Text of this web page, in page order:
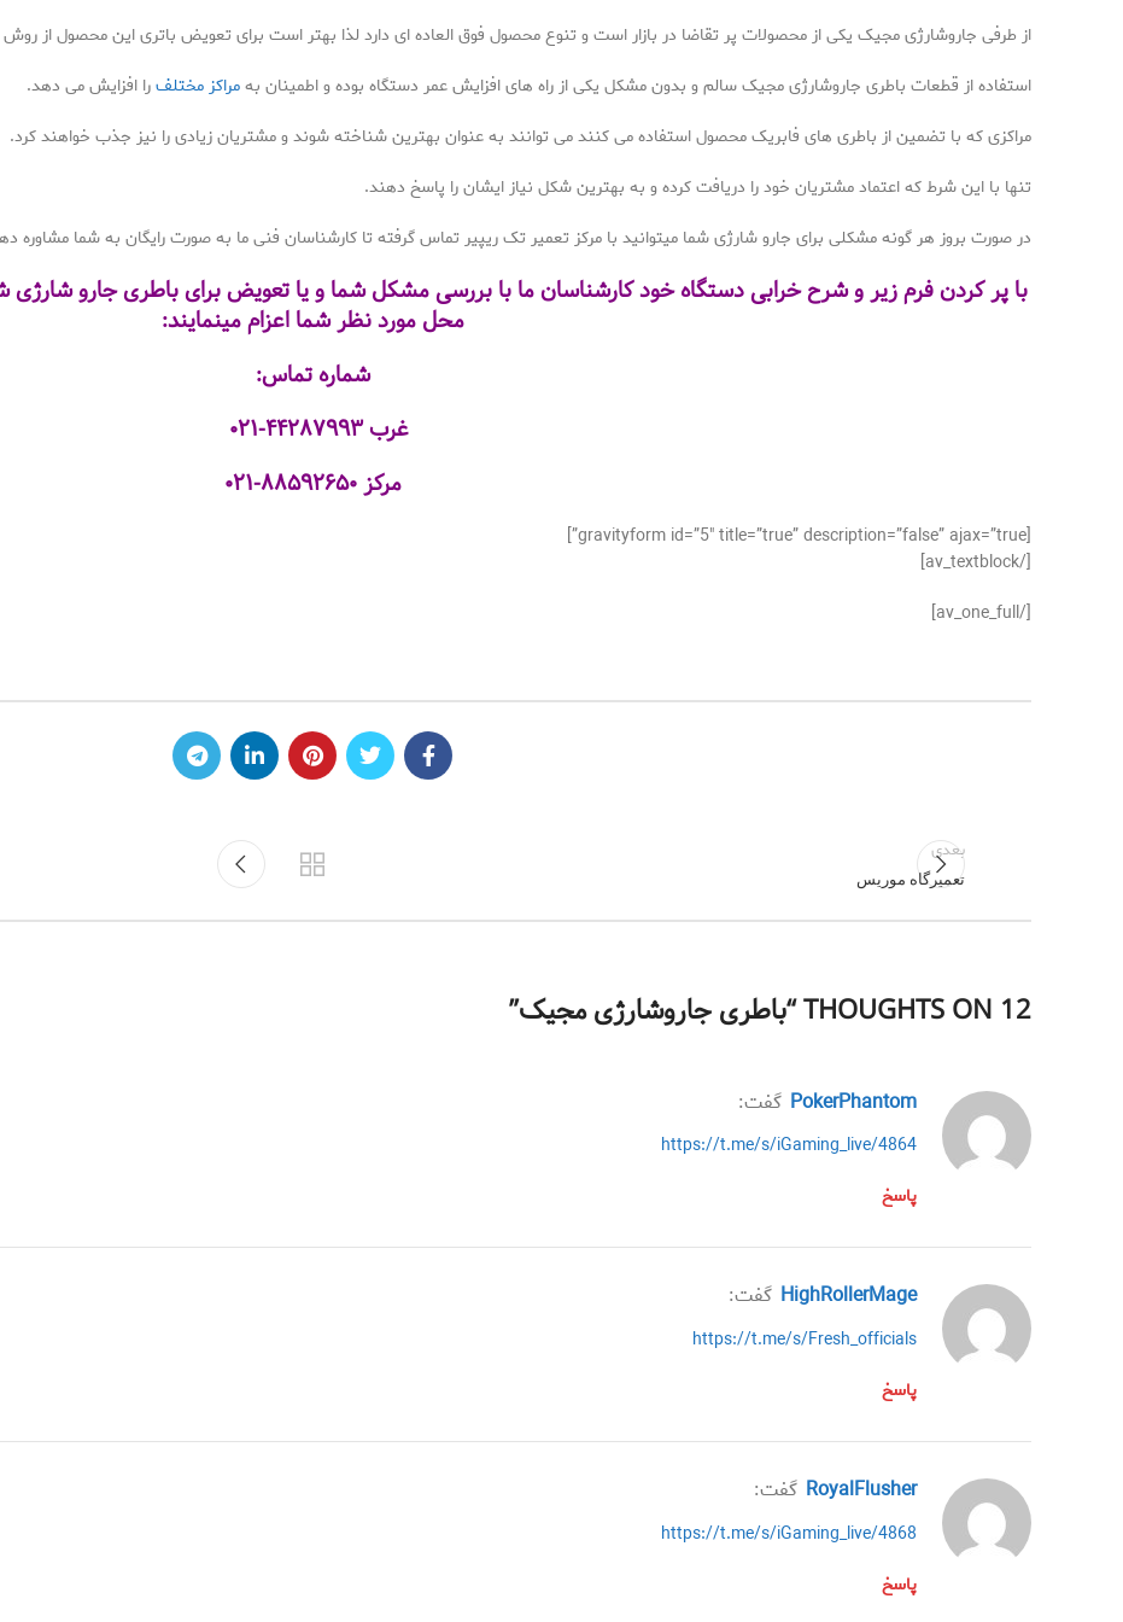
از طرفی جاروشارژی مجیک یکی از محصولات پر تقاضا در بازار است و تنوع محصول فوق العاده ای دارد لذا بهتر است برای تعویض باتری این محصول از
استفاده از قطعات باطری جاروشارژی مجیک سالم و بدون مشکل یکی از راه های افزایش عمر دستگاه بوده و اطمینان بهمراکز مختلفرا افزایش می دهد.
مراکزی که با تضمین از باطری های فابریک محصول استفاده می کنند می توانند به عنوان بهترین شناخته شوند و مشتریان زیادی را نیز جذب خواهند کرد.
تنها با این شرط که اعتماد مشتریان خود را دریافت کرده و به بهترین شکل نیاز ایشان را پاسخ دهند.
در صورت بروز هر گونه مشکلی برای جارو شارژی شما میتوانید با مرکز تعمیر تک ریپیر تماس گرفته تا کارشناسان فنی ما به صورت رایگان به شما مشاوره
با پر کردن فرم زیر و شرح خرابی دستگاه خود کارشناسان ما با بررسی مشکل شما و یا تعویض برای باطری جارو شارژی
محل مورد نظر شما اعزام مینمایند:
شماره تماس:
غرب۴۴۲۸۷۹۹۳-۰۲۱
مرکز۸۸۵۹۲۶۵۰-۰۲۱
[gravityform id=”5″ title=”true” description=”false” ajax=”true”]
[/av_textblock]
[/av_one_full]
بعدی
تعمیرگاه موریس
12 THOUGHTS ON “ باطری جاروشارژی مجیک”
PokerPhantom گفت:
https://t.me/s/iGaming_live/4864
پاسخ
HighRollerMage گفت:
https://t.me/s/Fresh_officials
پاسخ
RoyalFlusher گفت:
https://t.me/s/iGaming_live/4868
پاسخ